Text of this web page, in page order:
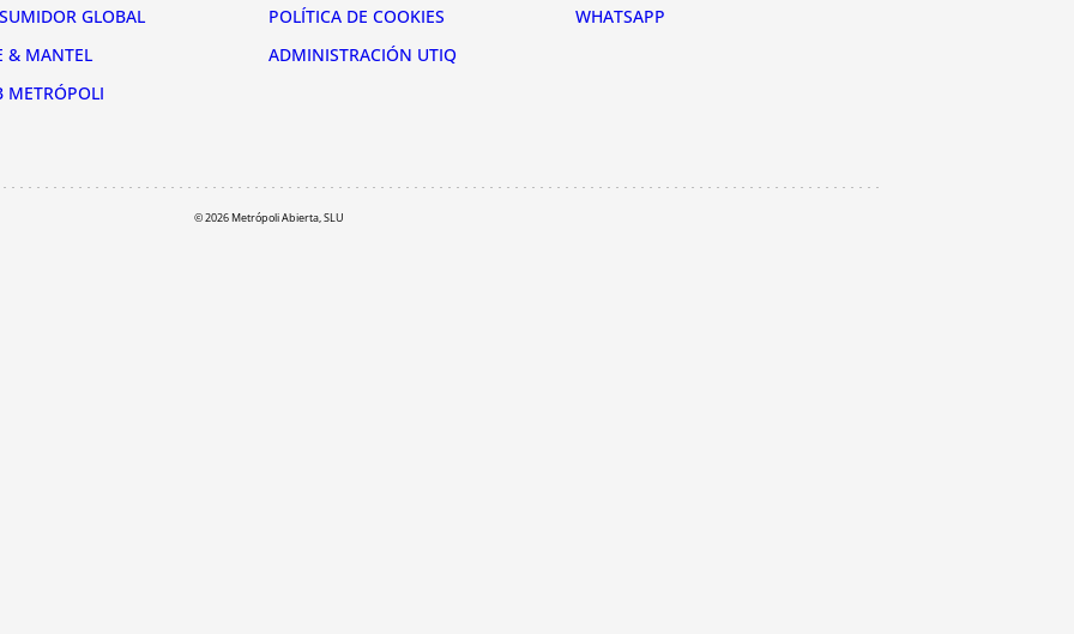
GLOBAL
& MANTEL
METRÓPOLI
POLÍTICA DE COOKIES
ADMINISTRACIÓN UTIQ
WHATSAPP
© 2026 Metrópoli Abierta, SLU